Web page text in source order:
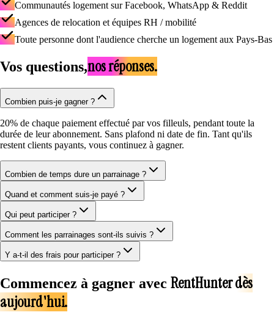
Communautés logement sur Facebook, WhatsApp & Reddit
Agences de relocation et équipes RH / mobilité
Toute personne dont l'audience cherche un logement aux Pays-Bas
Vos questions,nos réponses.
Combien puis-je gagner ?
20% de chaque paiement effectué par vos filleuls, pendant toute la
durée de leur abonnement. Sans plafond ni date de fin. Tant qu'ils
restent clients payants, vous continuez à gagner.
Combien de temps dure un parrainage ?
Quand et comment suis-je payé ?
Qui peut participer ?
Comment les parrainages sont-ils suivis ?
Y a-t-il des frais pour participer ?
Commencez à gagner avec RentHunter dès
aujourd'hui.